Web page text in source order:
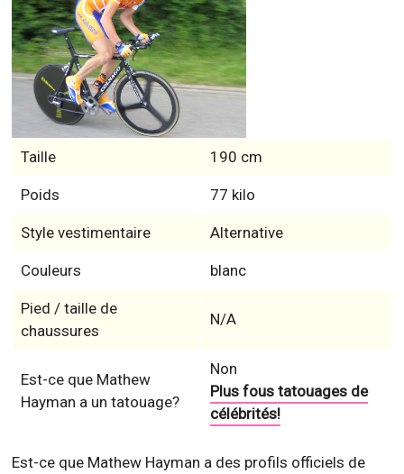
Taille 190 cm
Poids 77 kilo
Style vestimentaire Alternative
Couleurs blanc
Pied / taille de
chaussures
N/A
Est-ce que Mathew
Hayman a un tatouage?
Non
Plus fous tatouages de
célébrités!
Est-ce que Mathew Hayman a des profils officiels de